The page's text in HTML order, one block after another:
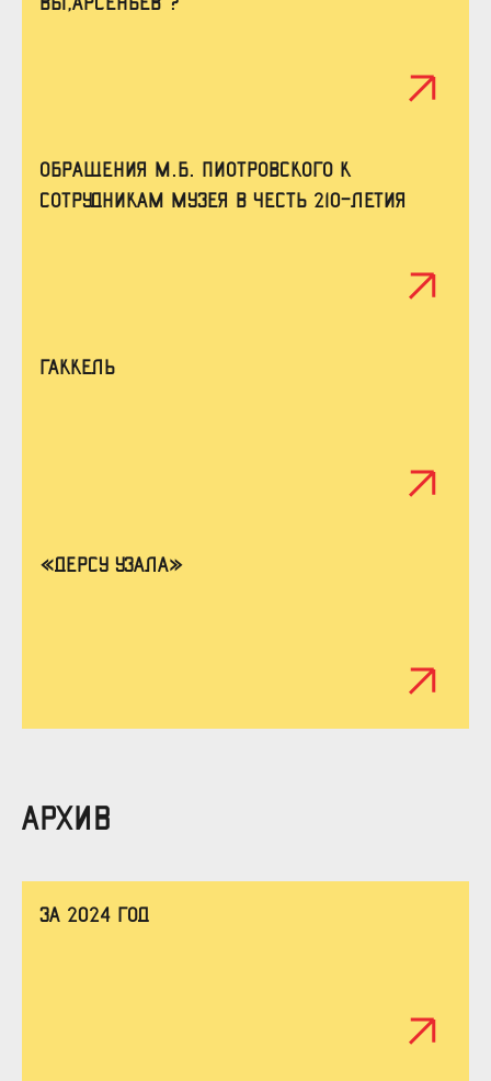
Обращения М.Б. Пиотровского к
сотрудникам музея в честь 210-летия
Гаккель
«Дерсу Узала»
АРХИВ
За 2024 год